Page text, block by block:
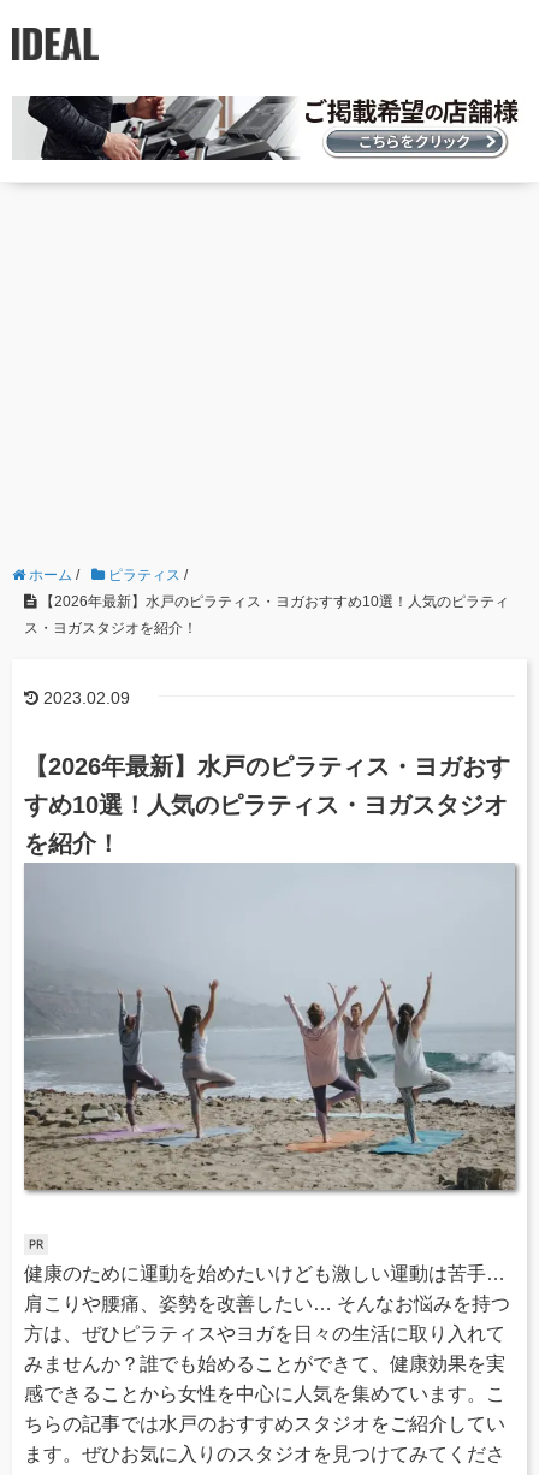
ホーム / ピラティス /
【2026年最新】水戸のピラティス・ヨガおすすめ10選！人気のピラティ
ス・ヨガスタジオを紹介！
2023.02.09
【2026年最新】水戸のピラティス・ヨガおす
すめ10選！人気のピラティス・ヨガスタジオ
を紹介！
健康のために運動を始めたいけども激しい運動は苦手…
肩こりや腰痛、姿勢を改善したい… そんなお悩みを持つ
方は、ぜひピラティスやヨガを日々の生活に取り入れて
みませんか？誰でも始めることができて、健康効果を実
感できることから女性を中心に人気を集めています。こ
ちらの記事では水戸のおすすめスタジオをご紹介してい
ます。ぜひお気に入りのスタジオを見つけてみてくださ